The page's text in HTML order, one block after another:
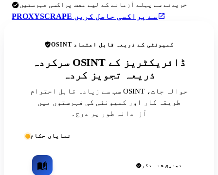
خریدنے سے پہلے آزمانے کے لیے مفت پراکسی فہرستیں
PROXYSCRAPE سے پراکسی حاصل کریں
OSINT کمیونٹی کے ذریعہ قابل اعتماد
سرکردہ OSINT ڈائریکٹریز کے
ذریعہ تجویز کردہ
سب سے زیادہ قابل احترام OSINT حوالہ جات،
طریقہ کار اور کمیونٹی کی فہرستوں میں
آزادانہ طور پر درج۔
نمایاں حکام
تصدیق شدہ ذکر